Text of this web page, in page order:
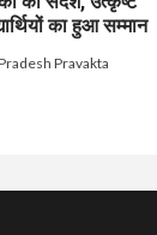
का हुआ सम्मान
Pravakta